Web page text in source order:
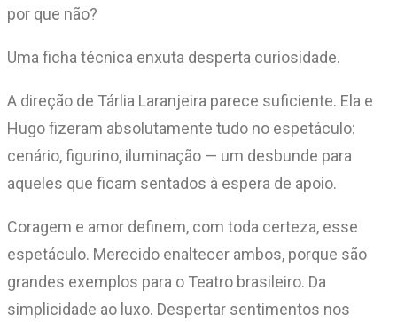
por que não?
Uma ficha técnica enxuta desperta curiosidade.
A direção de Tárlia Laranjeira parece suficiente. Ela e
Hugo fizeram absolutamente tudo no espetáculo:
cenário, figurino, iluminação — um desbunde para
aqueles que ficam sentados à espera de apoio.
Coragem e amor definem, com toda certeza, esse
espetáculo. Merecido enaltecer ambos, porque são
grandes exemplos para o Teatro brasileiro. Da
simplicidade ao luxo. Despertar sentimentos nos